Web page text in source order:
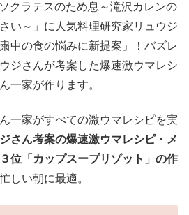
クラテスのため息～滝沢カレンの
い～」に人気料理研究家リュウジ
中の食の悩みに新提案」！バズレ
ジさんが考案した爆速激ウマレシ
一家が作ります。
一家がすべての激ウマレシピを実
さん考案の爆速激ウマレシピ・メ
位 「カップスープリゾット」の作
しい朝に最適。